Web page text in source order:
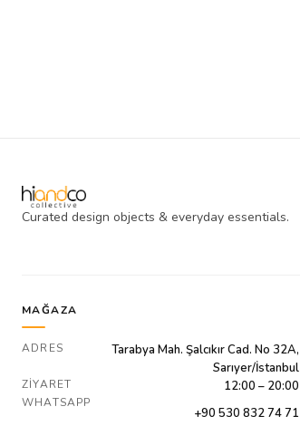
Curated design objects & everyday essentials.
MAĞAZA
ADRES
Tarabya Mah. Şalcıkır Cad. No 32A,
Sarıyer/İstanbul
ZIYARET 12:00 – 20:00
WHATSAPP
+90 530 832 74 71